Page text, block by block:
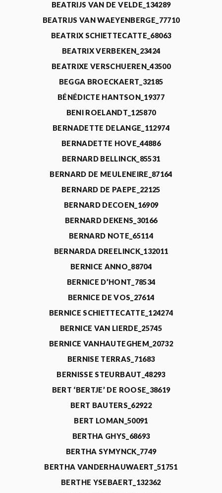
BEATRIJS VAN DE VELDE_134289
BEATRIJS VAN WAEYENBERGE_77710
BEATRIX SCHIETTECATTE_68063
BEATRIX VERBEKEN_23424
BEATRIXE VERSCHUEREN_43500
BEGGA BROECKAERT_32185
BÉNÉDICTE HANTSON_19377
BENI ROELANDT_125870
BERNADETTE DELANGE_112974
BERNADETTE HOVE_44886
BERNARD BELLINCK_85531
BERNARD DE MEULENEIRE_87164
BERNARD DE PAEPE_22125
BERNARD DECOEN_16909
BERNARD DEKENS_30166
BERNARD NOTE_65114
BERNARDA DREELINCK_132011
BERNICE ANNO_88704
BERNICE D’HONT_78534
BERNICE DE VOS_27614
BERNICE SCHIETTECATTE_124274
BERNICE VAN LIERDE_25745
BERNICE VANHAUTEGHEM_20732
BERNISE TERRAS_71683
BERNISSE STEURBAUT_48293
BERT ‘BERTJE’ DE ROOSE_38619
BERT BAUTERS_62922
BERT LOMAN_50091
BERTHA GHYS_68693
BERTHA SYMYNCK_7749
BERTHA VANDERHAUWAERT_51751
BERTHE YSEBAERT_132362